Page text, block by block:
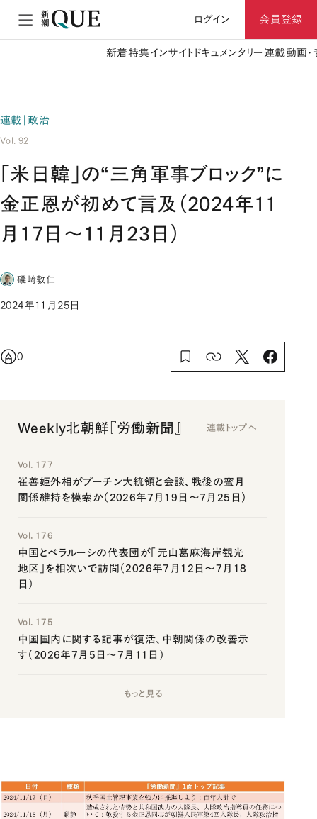
ログイン 会員登録
新着特集 インサイト ドキュメンタリー 連載動画
連載｜政治
Vol. 92
「米日韓」の“三角軍事ブロック”に
金正恩が初めて言及（2024年11
月17日～11月23日）
礒﨑敦仁
2024年11月25日
0
Weekly北朝鮮『労働新聞』 連載トップへ
Vol. 177
崔善姫外相がプーチン大統領と会談、戦後の蜜月
関係維持を模索か（2026年7月19日～7月25日）
Vol. 176
中国とベラルーシの代表団が「元山葛麻海岸観光
地区」を相次いで訪問（2026年7月12日～7月18
日）
Vol. 175
中国国内に関する記事が復活、中朝関係の改善示
す（2026年7月5日～7月11日）
もっと見る